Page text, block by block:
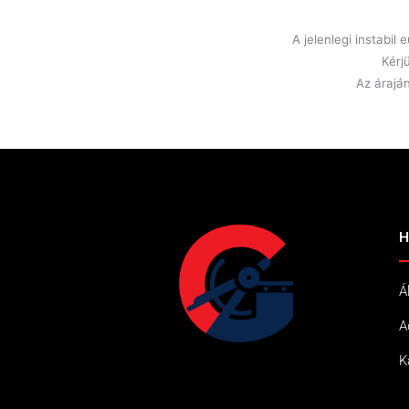
A jelenlegi instabil
Az